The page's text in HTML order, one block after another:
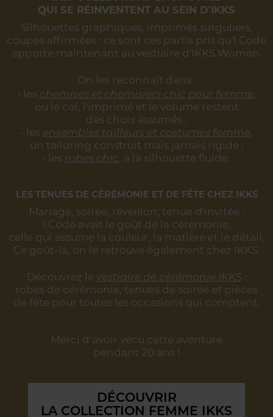
QUI SE RÉINVENTENT AU SEIN D'IKKS
Silhouettes graphiques, imprimés singuliers,
coupes affirmées : ce sont ces partis pris qu'I.Code
apporte maintenant au vestiaire d'IKKS Women.
On les reconnaît dans :
• les chemises et chemisiers chic pour femme,
où le col, l'imprimé et le volume restent
des choix assumés ;
• les ensembles tailleurs et costumes femme,
un tailoring construit mais jamais rigide ;
• les robes chic, à la silhouette fluide.
LES TENUES DE CÉRÉMONIE ET DE FÊTE CHEZ IKKS
Mariage, soirée, réveillon, tenue d'invitée :
I.Code avait le goût de la cérémonie,
celle qui assume la couleur, la matière et le détail.
Ce goût-là, on le retrouve également chez IKKS.
Découvrez le vestiaire de cérémonie IKKS:
robes de cérémonie, tenues de soirée et pièces
de fête pour toutes les occasions qui comptent.
Merci d’avoir vécu cette aventure
pendant 20 ans !
DÉCOUVRIR
LA COLLECTION FEMME IKKS